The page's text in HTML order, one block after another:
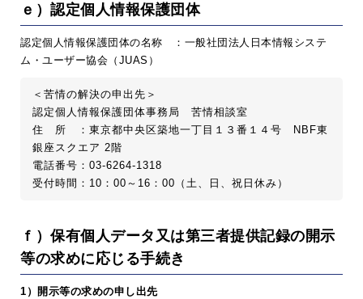
ｅ）認定個人情報保護団体
認定個人情報保護団体の名称 ：一般社団法人日本情報システ
ム・ユーザー協会（JUAS）
＜苦情の解決の申出先＞
認定個人情報保護団体事務局 苦情相談室
住 所 ：東京都中央区築地一丁目１３番１４号 NBF東
銀座スクエア 2階
電話番号：03-6264-1318
受付時間：10：00～16：00（土、日、祝日休み）
ｆ）保有個人データ又は第三者提供記録の開示
等の求めに応じる手続き
1）開示等の求めの申し出先